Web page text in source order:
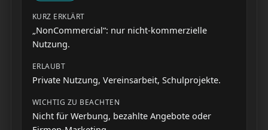
„NonCommercial“: nur nicht-kommerzielle
Nutzung.
Private Nutzung, Vereinsarbeit, Schulprojekte.
Nicht für Werbung, bezahlte Angebote oder